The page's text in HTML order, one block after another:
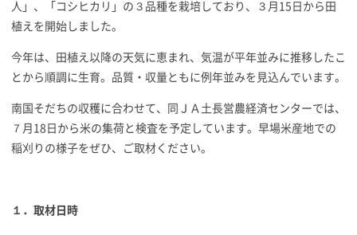
人」、「コシヒカリ」の３品種を栽培しており、３月15日から田
植えを開始しました。
今年は、田植え以降の天気に恵まれ、気温が平年並みに推移したこ
とから順調に生育。品質・収量ともに例年並みを見込んでいます。
南国そだちの収穫に合わせて、同ＪＡ土長営農経済センターでは、
７月18日から米の集荷と検査を予定しています。早場米産地での
稲刈りの様子をぜひ、ご取材ください。
１．取材日時